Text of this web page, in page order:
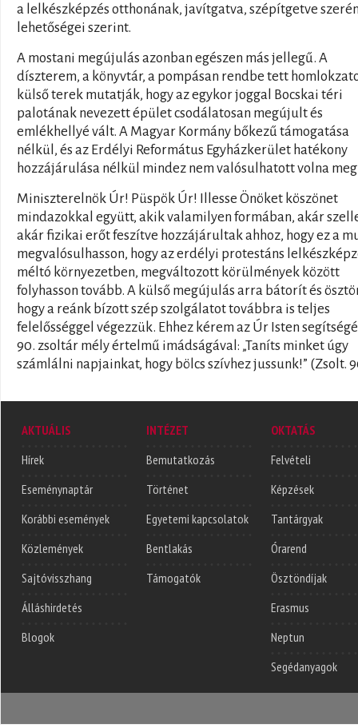
a lelkészképzés otthonának, javítgatva, szépítgetve
lehetőségei szerint.
A mostani megújulás azonban egészen más jellegű. A
díszterem, a könyvtár, a pompásan rendbe tett
külső terek mutatják, hogy az egykor joggal Bocskai téri
palotának nevezett épület csodálatosan megújult és
emlékhellyé vált. A Magyar Kormány bőkezű támogatása
nélkül, és az Erdélyi Református Egyházkerület hatékony
hozzájárulása nélkül mindez nem valósulhatott volna
Miniszterelnök Úr! Püspök Úr! Illesse Önöket köszönet
mindazokkal együtt, akik valamilyen formában, akár
akár fizikai erőt feszítve hozzájárultak ahhoz, hogy ez a
megvalósulhasson, hogy az erdélyi protestáns
méltó környezetben, megváltozott körülmények között
folyhasson tovább. A külső megújulás arra bátorít és
hogy a reánk bízott szép szolgálatot továbbra is teljes
felelősséggel végezzük. Ehhez kérem az Úr Isten
90. zsoltár mély értelmű imádságával: „Taníts minket úgy
számlálni napjainkat, hogy bölcs szívhez jussunk!” (Zsolt.
AKTUÁLIS
Hírek
Eseménynaptár
Korábbi események
Közlemények
Sajtóvisszhang
Álláshirdetés
Blogok
INTÉZET
Bemutatkozás
Történet
Egyetemi kapcsolatok
Bentlakás
Támogatók
OKTATÁS
Felvételi
Képzések
Tantárgyak
Órarend
Ösztöndíjak
Erasmus
Neptun
Segédanyagok